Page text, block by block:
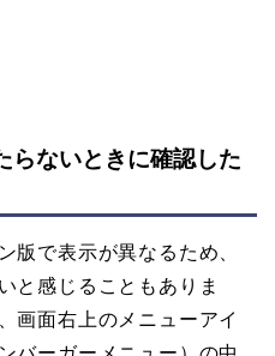
らないときに確認した
版で表示が異なるため、
と感じることもありま
画面右上のメニューアイ